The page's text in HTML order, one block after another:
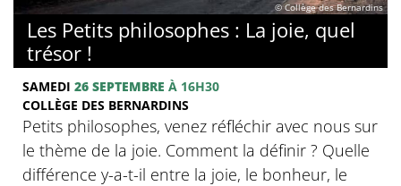
© Collège des Bernardins
Les Petits philosophes : La joie, quel
trésor !
SAMEDI 26 SEPTEMBRE À 16H30
COLLÈGE DES BERNARDINS
Petits philosophes, venez réfléchir avec nous sur
le thème de la joie. Comment la définir ? Quelle
différence y-a-t-il entre la joie, le bonheur, le